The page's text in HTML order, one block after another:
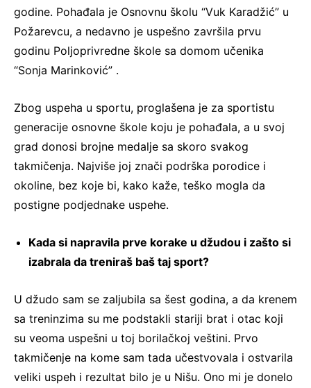
godine. Pohađala je Osnovnu školu “Vuk Karadžić” u
Požarevcu, a nedavno je uspešno završila prvu
godinu Poljoprivredne škole sa domom učenika
“Sonja Marinković” .
Zbog uspeha u sportu, proglašena je za sportistu
generacije osnovne škole koju je pohađala, a u svoj
grad donosi brojne medalje sa skoro svakog
takmičenja. Najviše joj znači podrška porodice i
okoline, bez koje bi, kako kaže, teško mogla da
postigne podjednake uspehe.
Kada si napravila prve korake u džudou i zašto si
izabrala da treniraš baš taj sport?
U džudo sam se zaljubila sa šest godina, a da krenem
sa treninzima su me podstakli stariji brat i otac koji
su veoma uspešni u toj borilačkoj veštini. Prvo
takmičenje na kome sam tada učestvovala i ostvarila
veliki uspeh i rezultat bilo je u Nišu. Ono mi je donelo